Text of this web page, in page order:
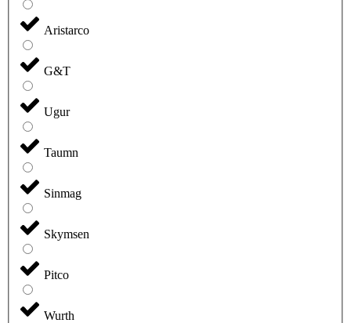
Aristarco
G&T
Ugur
Taumn
Sinmag
Skymsen
Pitco
Wurth